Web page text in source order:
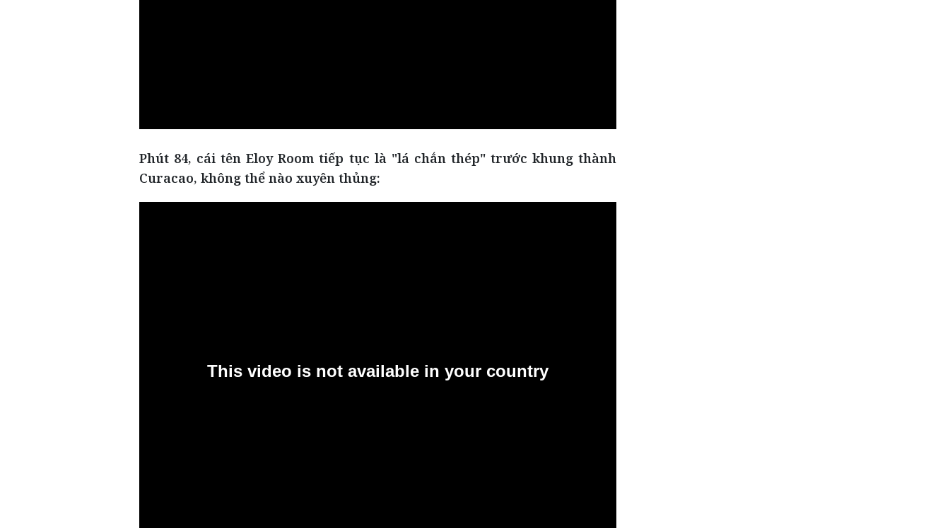
Phút 84, cái tên Eloy Room tiếp tục là "lá chắn thép" trước khung thành
Curacao, không thể nào xuyên thủng: